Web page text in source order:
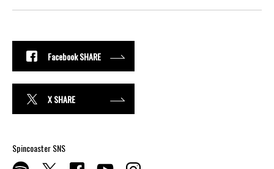
Facebook SHARE
X SHARE
Spincoaster SNS